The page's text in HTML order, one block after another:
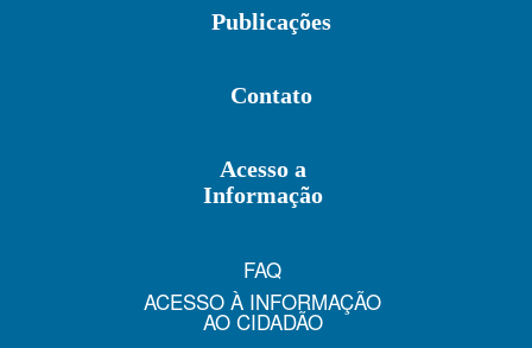
Publicações
Contato
Acesso a
Informação
FAQ
ACESSO À INFORMAÇÃO
AO CIDADÃO